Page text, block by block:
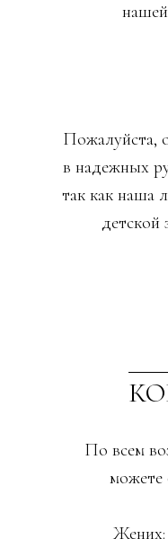
По всем
можете
Жених:
Пожалуйста,
в надежных
так как наша
детской